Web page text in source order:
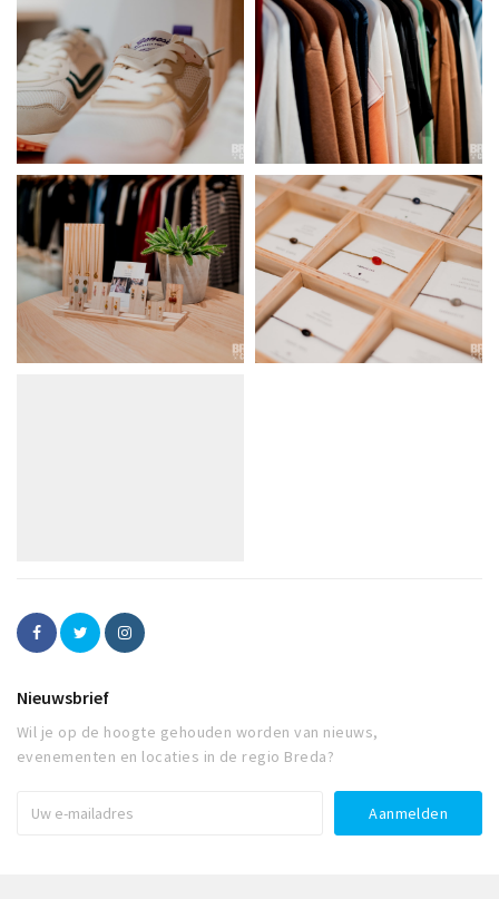
Nieuwsbrief
Wil je op de hoogte gehouden worden van nieuws,
evenementen en locaties in de regio Breda?